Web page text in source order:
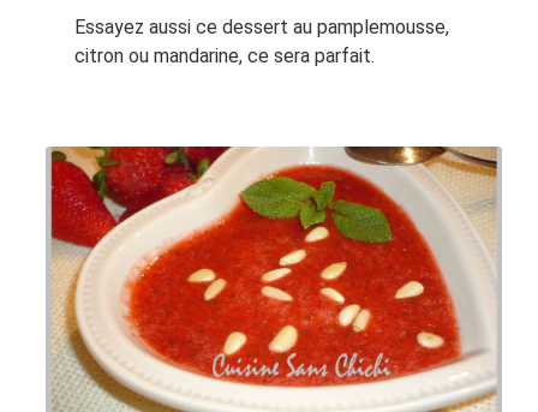
Essayez aussi ce dessert au pamplemousse,
citron ou mandarine, ce sera parfait.